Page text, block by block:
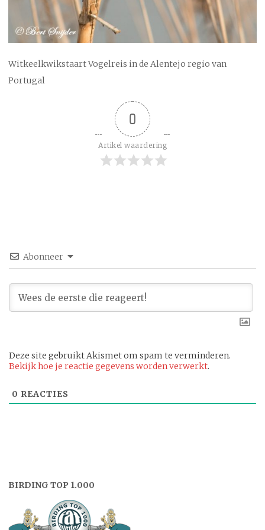
Witkeelkwikstaart Vogelreis in de Alentejo regio van
Portugal
0
Artikel waardering
Abonneer
Deze site gebruikt Akismet om spam te verminderen.
Bekijk hoe je reactie gegevens worden verwerkt.
0 REACTIES
BIRDING TOP 1.000